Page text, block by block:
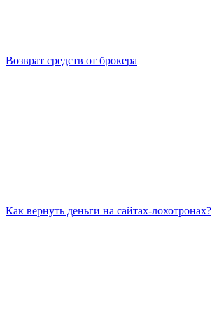
Возврат средств от брокера
Как вернуть деньги на сайтах-лохотронах?